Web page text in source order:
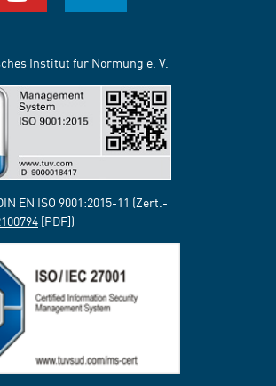
Institut für Normung e. V.
EN ISO 9001:2015-11 (Zert.-
[PDF])